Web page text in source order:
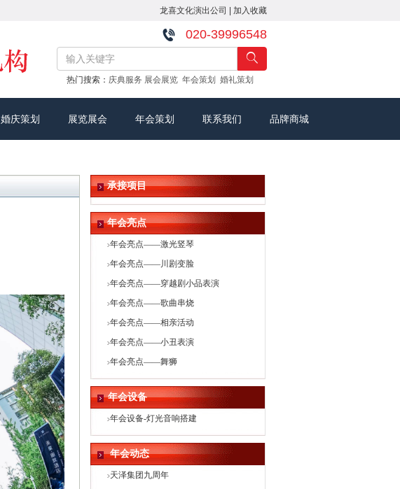
龙喜文化演出公司 加入收藏
020-39996548
热门搜索： 庆典服务 展会展览 年会策划 婚礼策划
婚庆策划 展览展会 年会策划 联系我们 品牌商城
承接项目
年会亮点
年会亮点——激光竖琴
年会亮点——川剧变脸
年会亮点——穿越剧小品表演
年会亮点——歌曲串烧
年会亮点——相亲活动
年会亮点——小丑表演
年会亮点——舞狮
年会设备
年会设备-灯光音响搭建
年会动态
天泽集团九周年